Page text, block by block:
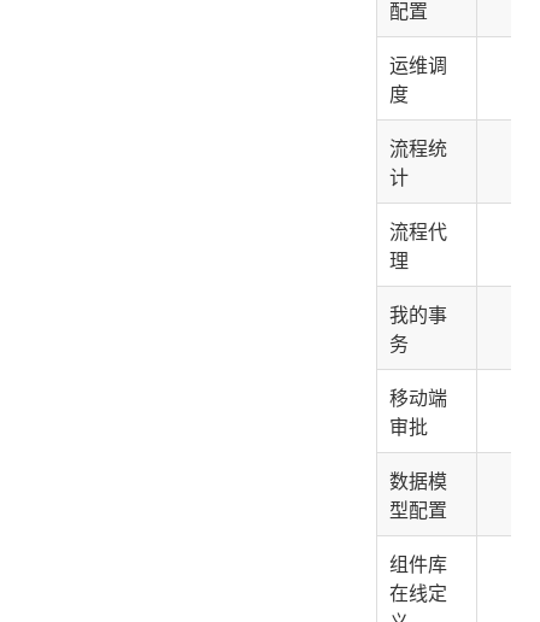
配置
运维调
度
流程统
计
流程代
理
我的事
务
移动端
审批
数据模
型配置
组件库
在线定